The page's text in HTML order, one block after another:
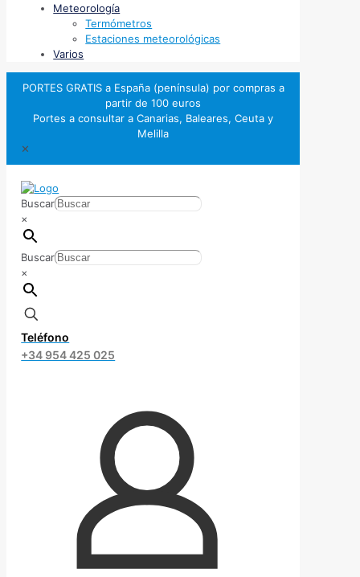
Meteorología
Termómetros
Estaciones meteorológicas
Varios
PORTES GRATIS a España (península) por compras a
partir de 100 euros
Portes a consultar a Canarias, Baleares, Ceuta y
Melilla
✕
Buscar
×
Buscar
×
Teléfono
+34 954 425 025